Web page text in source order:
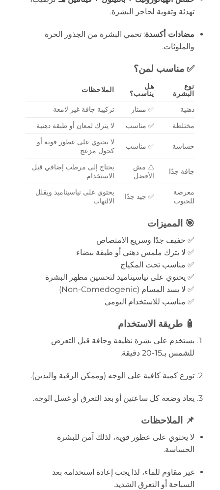
تهدئة وتقوية لحاجز البشرة.
مضادات أكسدة: تحمي البشرة من الجذور الحرة
والملوثات.
✅ مناسب لمن؟
نوع
البشرة
هل
يناسب؟
الملاحظات
دهنية ✅ ممتاز
تركيبة جافة غير لامعة
مختلطة
✅ مناسب لا يترك لمعان أو طبقة دهنية
حساسة ✅ مناسب
لا يحتوي على عطور قوية أو
كحول مزعج
جافة جدًا
⚠️ مش
الأفضل
يحتاج إلى مرطب إضافي قبل
الاستخدام
معرضة
للحبوب
✅ جيد جدًا
يحتوي على نياسيناميد ويقلل
الالتهاب
🎯 المميزات
✅ خفيف جدًا وسريع الامتصاص
✅ لا يترك ملمس دهني أو طبقة بيضاء
✅ مناسب تحت المكياج
✅ يحتوي على نياسيناميد لتحسين مظهر البشرة
✅ لا يسد المسام (Non-Comedogenic)
✅ مناسب للاستخدام اليومي
🧴 طريقة الاستخدام
يستخدم على بشرة نظيفة وجافة قبل التعرض
للشمس بـ15-20 دقيقة.
توزع كمية كافية على الوجه (وممكن الرقبة واليدين).
يعاد وضعه كل ساعتين أو بعد التعرق أو غسل الوجه.
📌 الملاحظات
لا يحتوي على عطور قوية، لذلك آمن للبشرة
الحساسة.
غير مقاوم للماء، لذا يجب إعادة استخدامه بعد
السباحة أو التعرق الشديد.